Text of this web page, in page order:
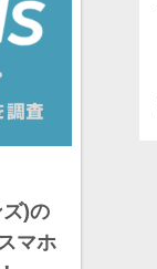
)の
マホ